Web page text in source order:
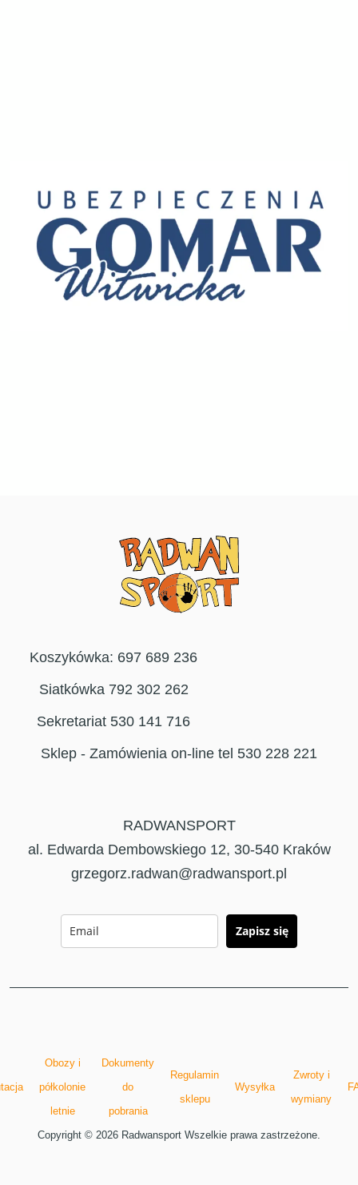
Koszykówka: 697 689 236
Siatkówka 792 302 262
Sekretariat 530 141 716
Sklep - Zamówienia on-line tel 530 228 221
RADWANSPORT
al. Edwarda Dembowskiego 12, 30-540 Kraków
grzegorz.radwan@radwansport.pl
Zapisz się
Obozy i
półkolonie
letnie
Dokumenty
do
pobrania
Regulamin
sklepu
Wysyłka
Zwroty i
wymiany
Copyright © 2026 Radwansport Wszelkie prawa zastrzeżone.